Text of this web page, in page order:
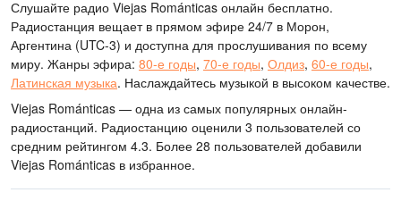
Слушайте радио Viejas Románticas онлайн бесплатно.
Радиостанция вещает в прямом эфире 24/7 в Морон,
Аргентина (UTC-3) и доступна для прослушивания по всему
миру. Жанры эфира: 80-е годы, 70-е годы, Олдиз, 60-е годы,
Латинская музыка. Наслаждайтесь музыкой в высоком качестве.
Viejas Románticas — одна из самых популярных онлайн-
радиостанций. Радиостанцию оценили 3 пользователей со
средним рейтингом 4.3. Более 28 пользователей добавили
Viejas Románticas в избранное.